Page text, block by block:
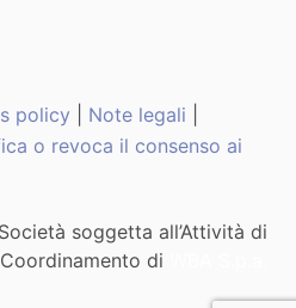
policy Note legali
o revoca il consenso ai
soggetta all’Attività di
di